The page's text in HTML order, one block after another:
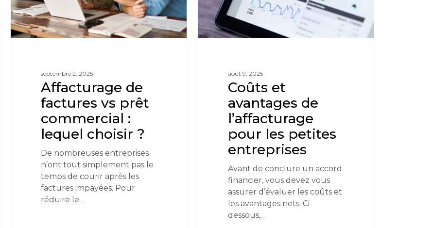
septembre 2, 2025
Affacturage de
factures vs prêt
commercial :
lequel choisir ?
De nombreuses entreprises
n’ont tout simplement pas le
temps de courir après les
factures impayées. Pour
réduire le…
août 9, 2025
Coûts et
avantages de
l’affacturage
pour les petites
entreprises
Avant de conclure un accord
financier, vous devez vous
assurer d’évaluer les coûts et
les avantages nets. Ci-
dessous,…